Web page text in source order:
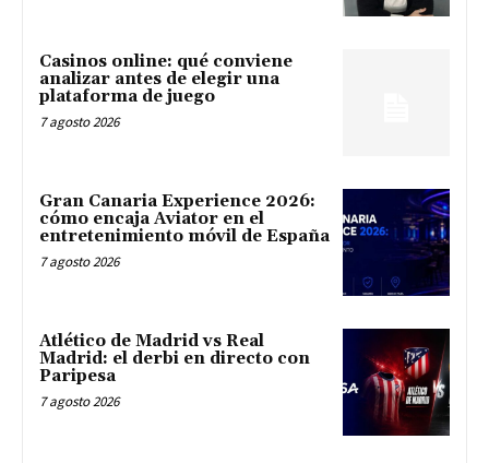
Casinos online: qué conviene
analizar antes de elegir una
plataforma de juego
7 agosto 2026
Gran Canaria Experience 2026:
cómo encaja Aviator en el
entretenimiento móvil de España
7 agosto 2026
Atlético de Madrid vs Real
Madrid: el derbi en directo con
Paripesa
7 agosto 2026